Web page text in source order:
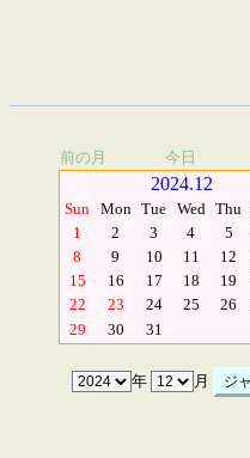
前の月 今日
2024.12
Sun Mon Tue Wed Thu
1
2 3 4 5
8
9 10 11 12
15
16 17 18 19
22
23 24 25 26
29
30 31
年 月